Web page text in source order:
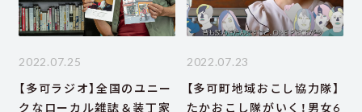
2022.07.25
【多可ラジオ】全国のユニー
クなローカル雑誌＆装丁家
2022.07.23
【多可町地域おこし協力隊】
たかおこし隊がいく！男女6